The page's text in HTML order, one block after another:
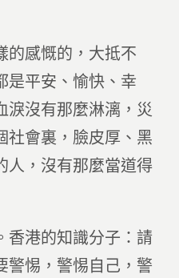
的感慨的，大抵不
是平安、愉快、幸
淚沒有那麼淋漓，災
社會裏，臉皮厚、黑
人，沒有那麼當道得
港的知識分子：請
警惕，警惕自己，警